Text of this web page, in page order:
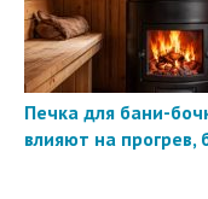
Печка для бани-
влияют на прогрев,